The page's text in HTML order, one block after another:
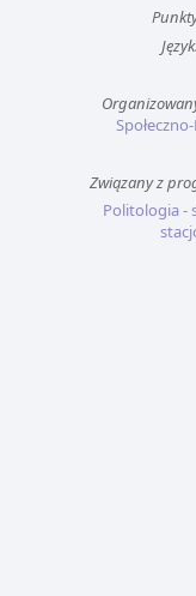
Związany z
Politologia -